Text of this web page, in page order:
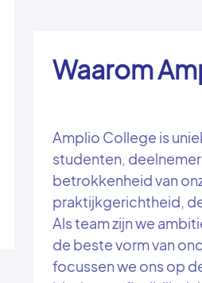
Waarom
Amplio College is
studenten,
betrokkenheid van
praktijkgerichtheid,
Als team zijn we
de beste vorm van
focussen we ons op